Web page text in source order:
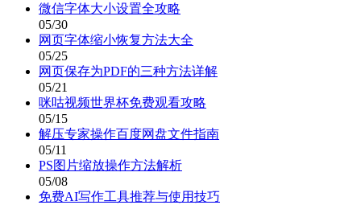
微信字体大小设置全攻略
05/30
网页字体缩小恢复方法大全
05/25
网页保存为PDF的三种方法详解
05/21
咪咕视频世界杯免费观看攻略
05/15
解压专家操作百度网盘文件指南
05/11
PS图片缩放操作方法解析
05/08
免费AI写作工具推荐与使用技巧